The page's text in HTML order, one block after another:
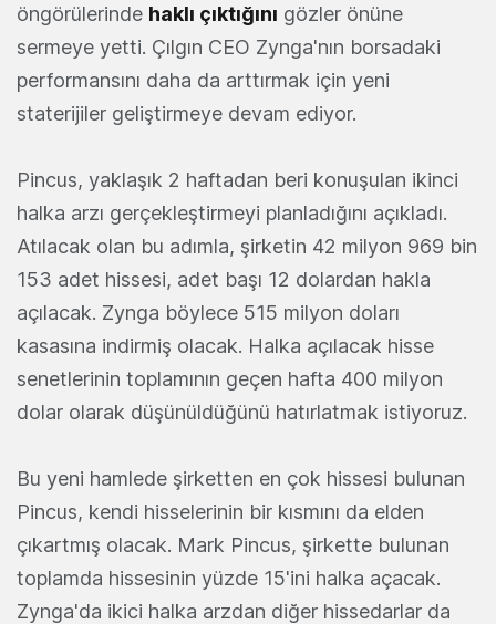
öngörülerinde haklı çıktığını gözler önüne
sermeye yetti. Çılgın CEO Zynga'nın borsadaki
performansını daha da arttırmak için yeni
staterijiler geliştirmeye devam ediyor.
Pincus, yaklaşık 2 haftadan beri konuşulan ikinci
halka arzı gerçekleştirmeyi planladığını açıkladı.
Atılacak olan bu adımla, şirketin 42 milyon 969 bin
153 adet hissesi, adet başı 12 dolardan hakla
açılacak. Zynga böylece 515 milyon doları
kasasına indirmiş olacak. Halka açılacak hisse
senetlerinin toplamının geçen hafta 400 milyon
dolar olarak düşünüldüğünü hatırlatmak istiyoruz.
Bu yeni hamlede şirketten en çok hissesi bulunan
Pincus, kendi hisselerinin bir kısmını da elden
çıkartmış olacak. Mark Pincus, şirkette bulunan
toplamda hissesinin yüzde 15'ini halka açacak.
Zynga'da ikici halka arzdan diğer hissedarlar da